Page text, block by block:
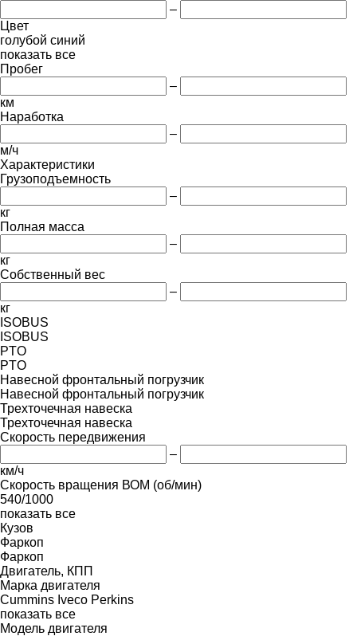
–
Цвет
голубой синий
показать все
Пробег
–
км
Наработка
–
м/ч
Характеристики
Грузоподъемность
–
кг
Полная масса
–
кг
Собственный вес
–
кг
ISOBUS
ISOBUS
PTO
PTO
Навесной фронтальный погрузчик
Навесной фронтальный погрузчик
Трехточечная навеска
Трехточечная навеска
Скорость передвижения
–
км/ч
Скорость вращения ВОМ (об/мин)
540/1000
показать все
Кузов
Фаркоп
Фаркоп
Двигатель, КПП
Марка двигателя
Cummins Iveco Perkins
показать все
Модель двигателя